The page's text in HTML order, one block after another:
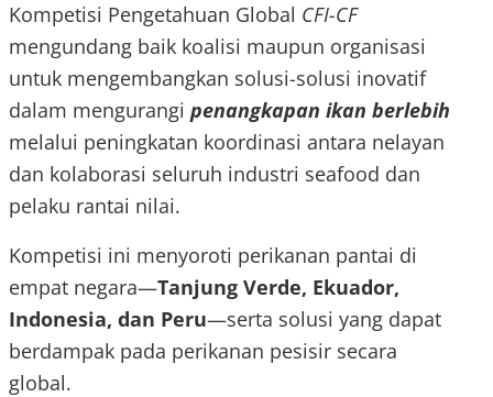
Kompetisi Pengetahuan Global CFI-CF
mengundang baik koalisi maupun organisasi
untuk mengembangkan solusi-solusi inovatif
dalam mengurangi penangkapan ikan berlebih
melalui peningkatan koordinasi antara nelayan
dan kolaborasi seluruh industri seafood dan
pelaku rantai nilai.
Kompetisi ini menyoroti perikanan pantai di
empat negara—Tanjung Verde, Ekuador,
Indonesia, dan Peru—serta solusi yang dapat
berdampak pada perikanan pesisir secara
global.